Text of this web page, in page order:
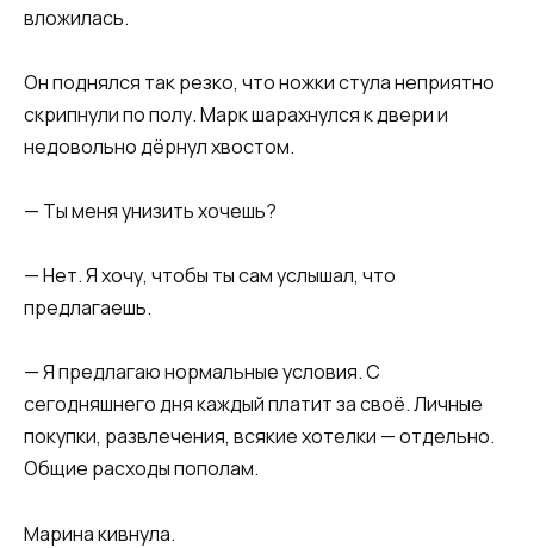
вложилась.
Он поднялся так резко, что ножки стула неприятно
скрипнули по полу. Марк шарахнулся к двери и
недовольно дёрнул хвостом.
— Ты меня унизить хочешь?
— Нет. Я хочу, чтобы ты сам услышал, что
предлагаешь.
— Я предлагаю нормальные условия. С
сегодняшнего дня каждый платит за своё. Личные
покупки, развлечения, всякие хотелки — отдельно.
Общие расходы пополам.
Марина кивнула.